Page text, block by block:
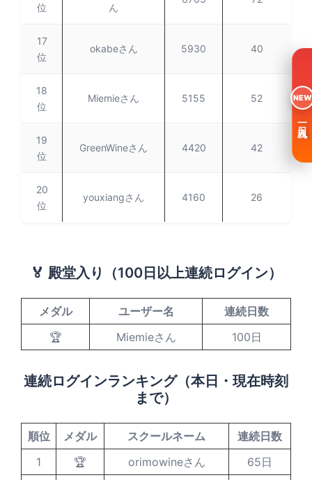
位
ん
17
位
okabeさん 5930 40
18
位
Miemieさん 5155 52
19
位
GreenWineさん 4420 42
20
位
youxiangさん 4160 26
🏅 殿堂入り（100日以上連続ログイン）
メダル ユーザー名
連続日数
🏆
Miemieさん 100日
連続ログインランキング（本日・現在時刻
まで）
順位 メダル スクールネーム
連続日数
1
🏆 orimowineさん
65日
NEW